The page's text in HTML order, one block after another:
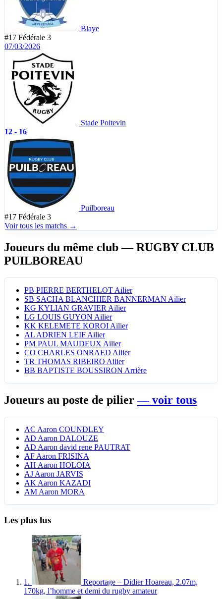
Blaye
#17 Fédérale 3
07/03/2026
Stade Poitevin
12 - 16
Puilboreau
#17 Fédérale 3
Voir tous les matchs →
Joueurs du même club— RUGBY CLUB
PUILBOREAU
PB PIERRE BERTHELOT Ailier
SB SACHA BLANCHIER BANNERMAN Ailier
KG KYLIAN GRAVIER Ailier
LG LOUIS GUYON Ailier
KK KELEMETE KOROI Ailier
AL ADRIEN LEIF Ailier
PM PAUL MAUDEUX Ailier
CO CHARLES ONRAED Ailier
TR THOMAS RIBEIRO Ailier
BB BAPTISTE BOUSSIRON Arrière
Joueurs au poste de pilier— voir tous
AC Aaron COUNDLEY
AD Aaron DALOUZE
AD Aaron david rene PAUTRAT
AF Aaron FRISINA
AH Aaron HOLOIA
AJ Aaron JARVIS
AK Aaron KAZADI
AM Aaron MORA
Les plus lus
1.
Reportage – Didier Hoareau, 2.07m,
170kg, l’homme et demi du rugby amateur